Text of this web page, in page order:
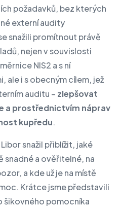
požadavků, bez kterých
externí audity
snažili promítnout právě
nejen v souvislosti
NIS2 a s ní
ale i s obecným cílem, jež
auditu – zlepšovat
a prostřednictvím náprav
kupředu.
snažil přiblížit, jaké
snadné a ověřitelné, na
a kde už je na místě
Krátce jsme představili
šikovného pomocníka